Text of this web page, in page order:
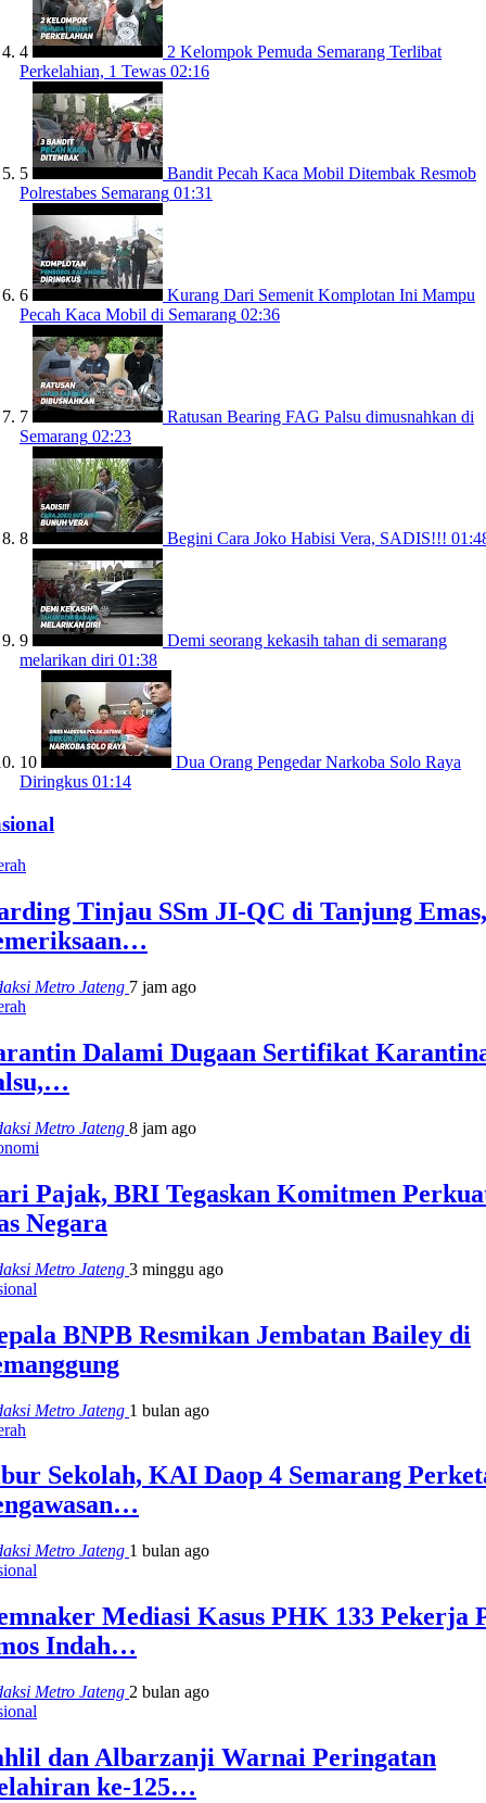
4
2 Kelompok Pemuda Semarang Terlibat
Perkelahian, 1 Tewas 02:16
5
Bandit Pecah Kaca Mobil Ditembak Resmob
Polrestabes Semarang 01:31
6
Kurang Dari Semenit Komplotan Ini Mampu
Pecah Kaca Mobil di Semarang 02:36
7
Ratusan Bearing FAG Palsu dimusnahkan di
Semarang 02:23
8 Begini Cara Joko Habisi Vera, SADIS!!!
9
Demi seorang kekasih tahan di semarang
melarikan diri 01:38
10
Dua Orang Pengedar Narkoba Solo Raya
Diringkus 01:14
Tinjau SSm JI-QC di Tanjung Emas,
Metro Jateng 7 jam ago
Dalami Dugaan Sertifikat
Metro Jateng 8 jam ago
Pajak, BRI Tegaskan Komitmen
Negara
Metro Jateng 3 minggu ago
BNPB Resmikan Jembatan Bailey di
Metro Jateng 1 bulan ago
Sekolah, KAI Daop 4 Semarang
Metro Jateng 1 bulan ago
Mediasi Kasus PHK 133 Pekerja
Indah…
Metro Jateng 2 bulan ago
dan Albarzanji Warnai Peringatan
ke-125…